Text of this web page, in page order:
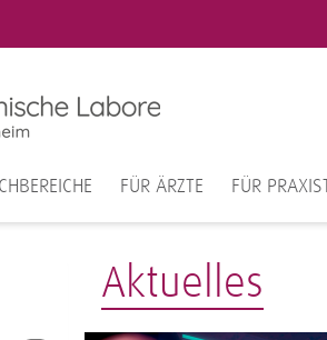
FÜR ÄRZTE FÜR
Aktuelles